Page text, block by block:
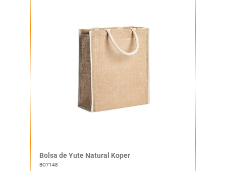
Bolsa de Yute Natural Koper
BO7148